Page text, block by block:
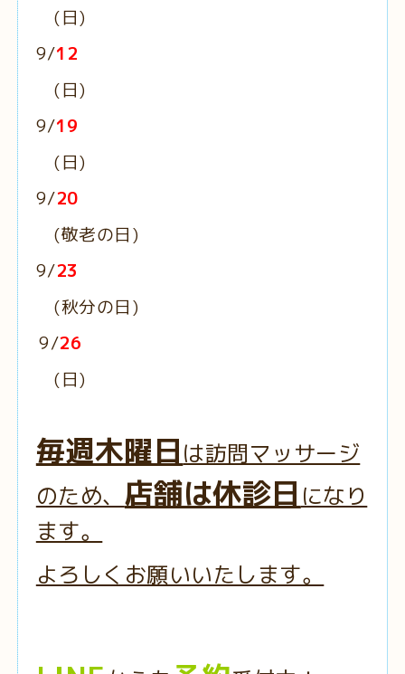
(日)
9/12
(日)
9/19
(日)
9/20
(敬老の日)
9/23
(秋分の日)
9/26
(日)
毎週木曜日は訪問マッサージ
のため、 店舗は休診日 になり
ます。
よろしくお願いいたします。